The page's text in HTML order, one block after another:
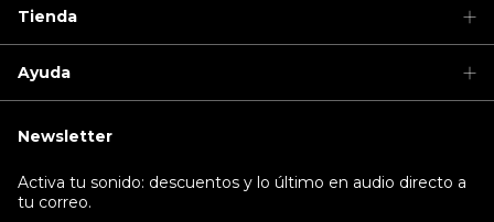
Tienda
Ayuda
Newsletter
Activa tu sonido: descuentos y lo último en audio directo a
tu correo.